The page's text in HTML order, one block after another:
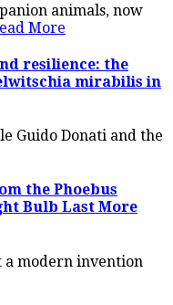
animals, now
More
resilience: the
mirabilis in
Guido Donati and the
the Phoebus
Bulb Last More
a modern invention